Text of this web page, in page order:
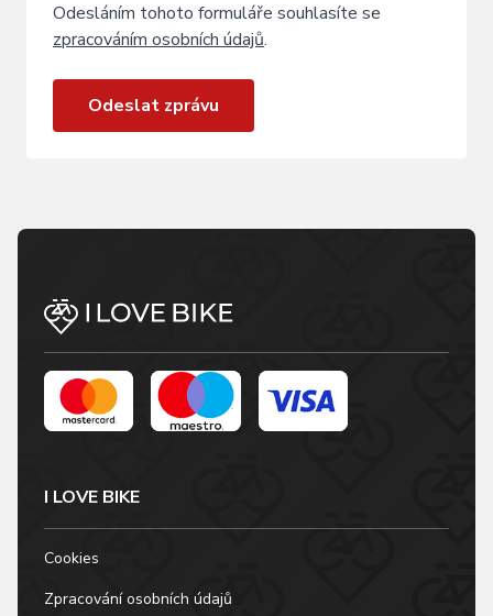
Odesláním tohoto formuláře souhlasíte se
zpracováním osobních údajů.
Odeslat zprávu
I LOVE BIKE
Cookies
Zpracování osobních údajů